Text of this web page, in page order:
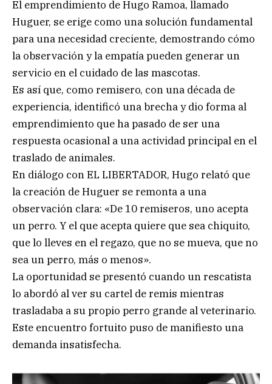
El emprendimiento de Hugo Ramoa, llamado
Huguer, se erige como una solución fundamental
para una necesidad creciente, demostrando cómo
la observación y la empatía pueden generar un
servicio en el cuidado de las mascotas.
Es así que, como remisero, con una década de
experiencia, identificó una brecha y dio forma al
emprendimiento que ha pasado de ser una
respuesta ocasional a una actividad principal en el
traslado de animales.
En diálogo con EL LIBERTADOR, Hugo relató que
la creación de Huguer se remonta a una
observación clara: «De 10 remiseros, uno acepta
un perro. Y el que acepta quiere que sea chiquito,
que lo lleves en el regazo, que no se mueva, que no
sea un perro, más o menos».
La oportunidad se presentó cuando un rescatista
lo abordó al ver su cartel de remis mientras
trasladaba a su propio perro grande al veterinario.
Este encuentro fortuito puso de manifiesto una
demanda insatisfecha.